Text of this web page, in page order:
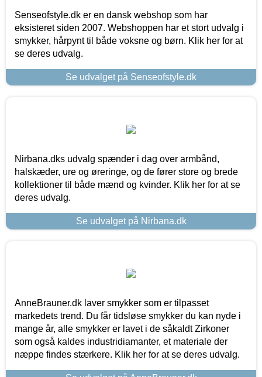
Senseofstyle.dk er en dansk webshop som har
eksisteret siden 2007. Webshoppen har et stort udvalg i
smykker, hårpynt til både voksne og børn. Klik her for at
se deres udvalg.
Se udvalget på Senseofstyle.dk
Nirbana.dks udvalg spænder i dag over armbånd,
halskæder, ure og øreringe, og de fører store og brede
kollektioner til både mænd og kvinder. Klik her for at se
deres udvalg.
Se udvalget på Nirbana.dk
AnneBrauner.dk laver smykker som er tilpasset
markedets trend. Du får tidsløse smykker du kan nyde i
mange år, alle smykker er lavet i de såkaldt Zirkoner
som også kaldes industridiamanter, et materiale der
næppe findes stærkere. Klik her for at se deres udvalg.